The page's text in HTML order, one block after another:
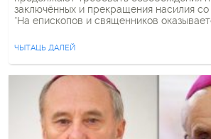
заключённых и прекращения насилия
“На епископов и священников
полагают, что это связано с
говорит 11 апреля Катерина
ЧЫТАЦЬ ДАЛЕЙ